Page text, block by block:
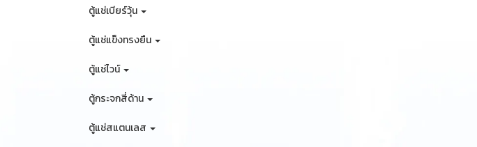
ตู้แช่เบียร์วุ้น
ตู้แช่แข็งทรงยืน
ตู้แช่ไวน์
ตู้กระจกสี่ด้าน
ตู้แช่สแตนเลส